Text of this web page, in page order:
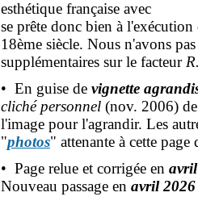
esthétique française avec
se prête donc bien à
18ème siècle. Nous n'avons
supplémentaires sur le facteur
• En guise de vignette
cliché personnel (nov. 2006)
l'image pour l'agrandir. Les
"photos" attenante à cette page
• Page relue et corrigée en
Nouveau passage en avril 2026